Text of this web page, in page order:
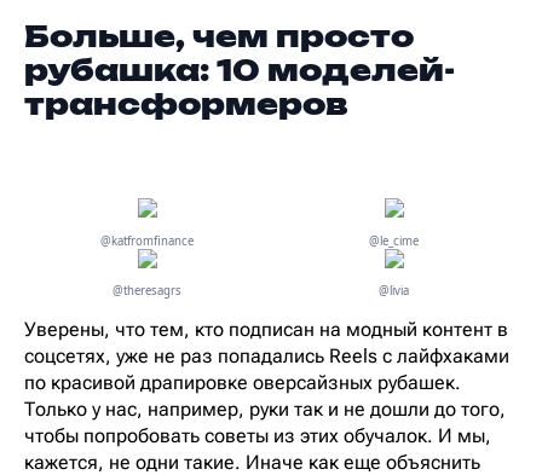
Больше, чем просто
рубашка: 10 моделей-
трансформеров
@katfromfinance @le_cime
@theresagrs @livia
Уверены, что тем, кто подписан на модный контент в
соцсетях, уже не раз попадались Reels с лайфхаками
по красивой драпировке оверсайзных рубашек.
Только у нас, например, руки так и не дошли до того,
чтобы попробовать советы из этих обучалок. И мы,
кажется, не одни такие. Иначе как еще объяснить